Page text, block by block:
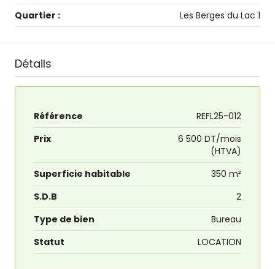
Quartier :
Les Berges du Lac 1
Détails
Référence
REFL25-012
Prix
6 500 DT/mois
(HTVA)
Superficie habitable
350 m²
S.D.B
2
Type de bien
Bureau
Statut
LOCATION